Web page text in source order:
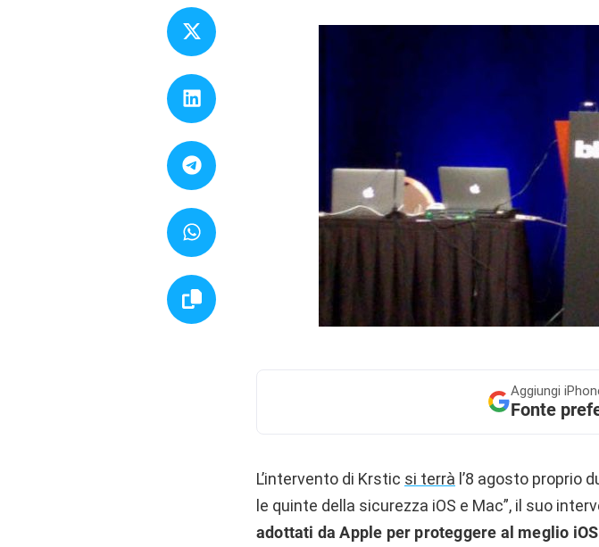
Aggiungi
Fonte
L’intervento di Krstic si terrà l’8 agosto proprio
le quinte della sicurezza iOS e Mac”, il suo
adottati da Apple per proteggere al meglio